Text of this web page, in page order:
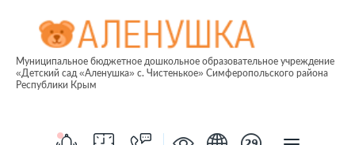
Муниципальное бюджетное дошкольное образовательное учреждение
«Детский сад «Аленушка» с. Чистенькое» Симферопольского района
Республики Крым